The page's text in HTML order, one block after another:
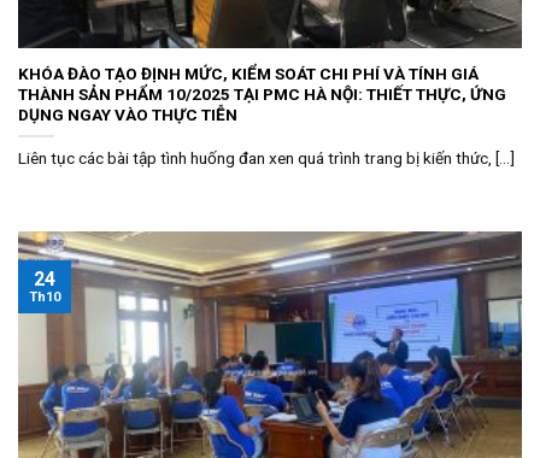
KHÓA ĐÀO TẠO ĐỊNH MỨC, KIỂM SOÁT CHI PHÍ VÀ TÍNH GIÁ
THÀNH SẢN PHẨM 10/2025 TẠI PMC HÀ NỘI: THIẾT THỰC, ỨNG
DỤNG NGAY VÀO THỰC TIỄN
Liên tục các bài tập tình huống đan xen quá trình trang bị kiến thức, [...]
24
Th10